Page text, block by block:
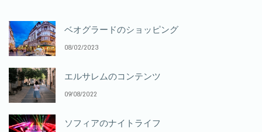
ベオグラードのショッピング
08/02/2023
エルサレムのコンテンツ
09/08/2022
ソフィアのナイトライフ